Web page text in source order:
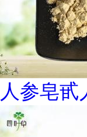
人参皂甙